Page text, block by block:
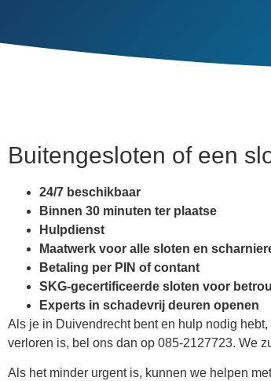
Buitengesloten of een
24/7 beschikbaar
Binnen 30 minuten ter plaatse
Hulpdienst
Maatwerk voor alle sloten en
Betaling per PIN of contant
SKG-gecertificeerde sloten voor
Experts in schadevrij deuren openen
Als je in Duivendrecht bent en hulp nodig
verloren is, bel ons dan op 085-2127723. We
Als het minder urgent is, kunnen we helpen